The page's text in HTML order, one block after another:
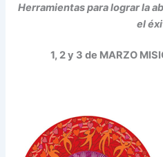
Herramientas para lograr la
el
1, 2 y 3 de MARZO